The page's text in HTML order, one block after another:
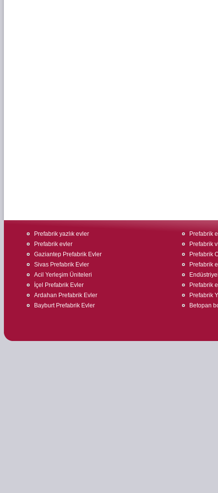
Prefabrik yazlık evler
Prefabrik evler
Gaziantep Prefabrik Evler
Sivas Prefabrik Evler
Acil Yerleşim Üniteleri
İçel Prefabrik Evler
Ardahan Prefabrik Evler
Bayburt Prefabrik Evler
Prefabrik
Prefabrik
Prefabrik
Prefabrik
Prefabrik
Prefabrik
Betopan